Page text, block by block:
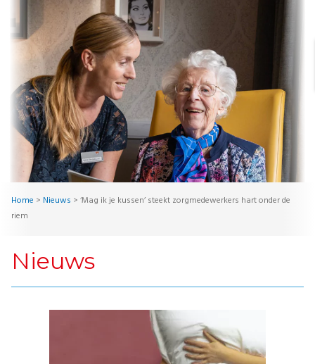
Home > Nieuws >‘Mag ik je kussen’ steekt zorgmedewerkers hart onder de
riem
Nieuws